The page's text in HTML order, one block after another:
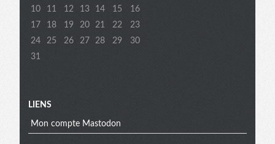
10
11 12 13 14 15
16
17
18 19 20 21 22
23
24
25 26 27 28 29
30
31
LIENS
Mon compte Mastodon